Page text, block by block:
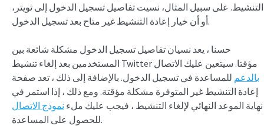
التنشيط. على سبيل المثال، نسيت تفاصيل تسجيل الدخول إلى تويتر،
أو أن خيار إعادة التنشيط غير متاح بعد تسجيل الدخول.
حسنا ، يعد نسيان تفاصيل تسجيل الدخول مشكلة شائعة بين
المستخدمين بعد إلغاء تنشيط Twitter مؤقتا. سيتعين عليك الاتصال
بالدعم للمساعدة في تسجيل الدخول. بالإضافة إلى ذلك ، تعد صفحة
إعادة التنشيط غير المتوفرة مشكلة مؤقتة. ومع ذلك ، إذا استمر في
نهاية الموعد النهائي لإلغاء التنشيط ، فيجب عليك ملء نموذج الاتصال
للحصول على المساعدة.